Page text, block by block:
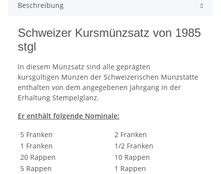
Beschreibung
Schweizer Kursmünzsatz von 1985
stgl
In diesem Münzsatz sind alle geprägten
kursgültigen Münzen der Schweizerischen Münzstätte
enthalten von dem angegebenen Jahrgang in der
Erhaltung Stempelglanz.
Er enthält folgende Nominale:
5 Franken
2 Franken
1 Franken
1/2 Franken
20 Rappen
10 Rappen
5 Rappen
1 Rappen